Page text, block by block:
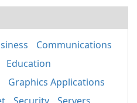
Communications
Education
Graphics Applications